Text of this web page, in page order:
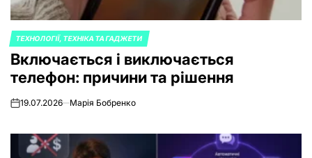
POSTED
IN
ТЕХНОЛОГІЇ, ТЕХНІКА ТА ГАДЖЕТИ
Включається і виключається
телефон: причини та рішення
on19.07.2026 Марія Бобренко